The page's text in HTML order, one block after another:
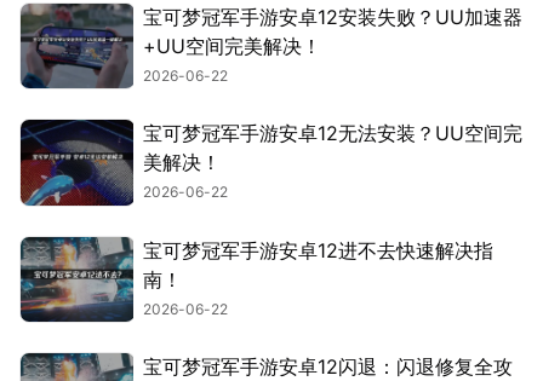
宝可梦冠军手游安卓12安装失败？UU加速器
+UU空间完美解决！
2026-06-22
宝可梦冠军手游安卓12无法安装？UU空间完
美解决！
2026-06-22
宝可梦冠军手游安卓12进不去快速解决指
南！
2026-06-22
宝可梦冠军手游安卓12闪退：闪退修复全攻